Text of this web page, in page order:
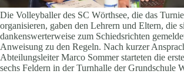
Die Volleyballer des SC Wörthsee, die das
organisieren, gaben den Lehrern und Eltern, die
dankenswerterweise zum Schiedsrichten
Anweisung zu den Regeln. Nach kurzer
Abteilungsleiter Marco Sommer starteten die
sechs Feldern in der Turnhalle der Grundschule